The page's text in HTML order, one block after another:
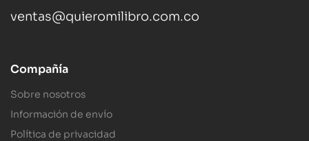
ventas@quieromilibro.com.co
Compañía
Sobre nosotros
Información de envío
Política de privacidad